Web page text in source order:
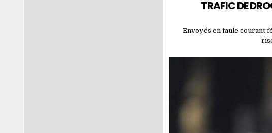
TRAFIC DE
Envoyés en taule courant